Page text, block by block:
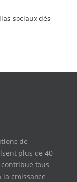
sociaux dès
de
plus de 40
tous
la croissance